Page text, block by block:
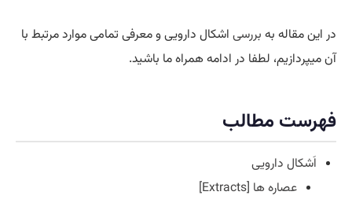
در این مقاله به بررسی اشکال دارویی و معرفی تمامی موارد مرتبط با
آن میپردازیم، لطفا در ادامه همراه ما باشید.
فهرست مطالب
اَشکال دارویی
عصاره ها [Extracts]